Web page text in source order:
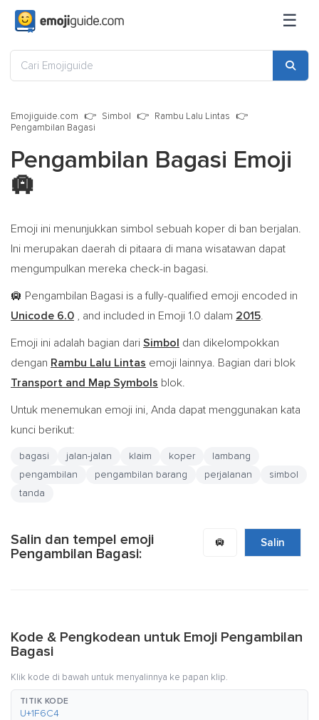
☰
Emojiguide.com Simbol
Rambu Lalu Lintas
Pengambilan Bagasi
Pengambilan Bagasi Emoji
🛄
Emoji ini menunjukkan simbol sebuah koper di ban berjalan.
Ini merupakan daerah di pitaara di mana wisatawan dapat
mengumpulkan mereka check-in bagasi.
🛄 Pengambilan Bagasi is a fully-qualified emoji encoded in
Unicode 6.0 , and included in Emoji 1.0 dalam 2015.
Emoji ini adalah bagian dari Simbol dan dikelompokkan
dengan Rambu Lalu Lintas emoji lainnya. Bagian dari blok
Transport and Map Symbols blok.
Untuk menemukan emoji ini, Anda dapat menggunakan kata
kunci berikut:
bagasi jalan-jalan klaim koper
lambang
pengambilan
pengambilan barang perjalanan
simbol
tanda
Salin dan tempel emoji
Pengambilan Bagasi:
🛄 Salin
Kode & Pengkodean untuk Emoji Pengambilan
Bagasi
Klik kode di bawah untuk menyalinnya ke papan klip.
TITIK KODE
U+1F6C4